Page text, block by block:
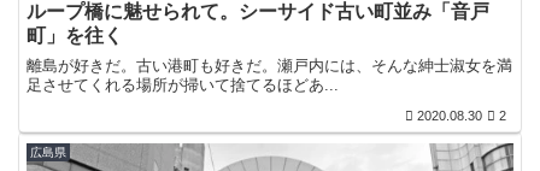
ループ橋に魅せられて。シーサイド古い町並み「音戸
町」を往く
離島が好きだ。古い港町も好きだ。瀬戸内には、そんな紳士淑女を満
足させてくれる場所が掃いて捨てるほどあ...
2020.08.30 2
広島県